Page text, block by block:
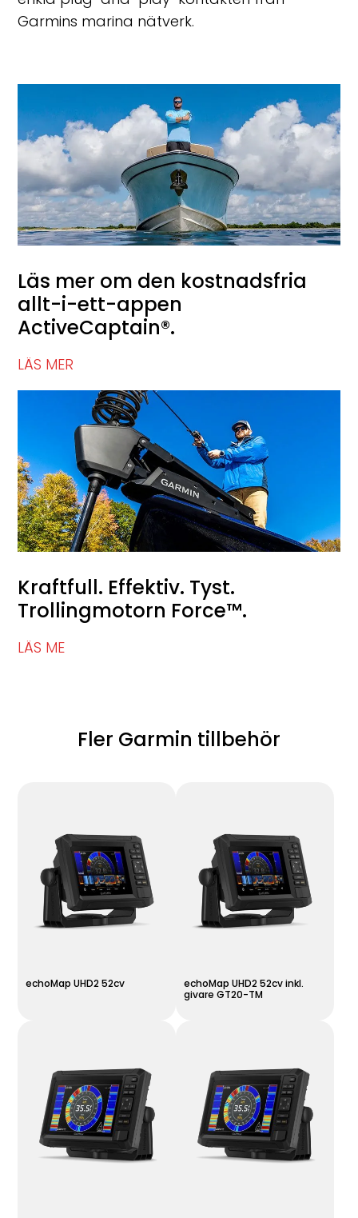
Garmins marina nätverk.
Läs mer om den kostnadsfria
allt-i-ett-appen
ActiveCaptain®.
LÄS MER
Kraftfull. Effektiv. Tyst.
Trollingmotorn Force™.
LÄS ME
Fler Garmin tillbehör
echoMap UHD2 52cv
echoMap UHD2 52cv inkl.
givare GT20-TM